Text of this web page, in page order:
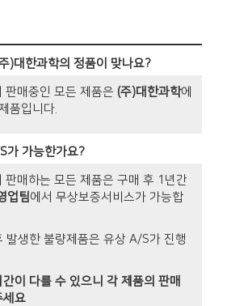
)대한과학의 정품이 맞나요?
판매중인 모든 제품은 (주)대한과학에
품입니다.
가 가능한가요?
판매하는 모든 제품은 구매 후 1년간
업팀에서 무상보증서비스가 가능합
발생한 불량제품은 유상 A/S가 진행
이 다를 수 있으니 각 제품의 판매
세요